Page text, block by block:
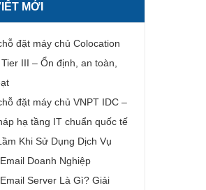
MỚI
đặt máy chủ Colocation
III – Ổn định, an toàn,
đặt máy chủ VNPT IDC –
hạ tầng IT chuẩn quốc tế
Khi Sử Dụng Dịch Vụ
Doanh Nghiệp
Server Là Gì? Giải